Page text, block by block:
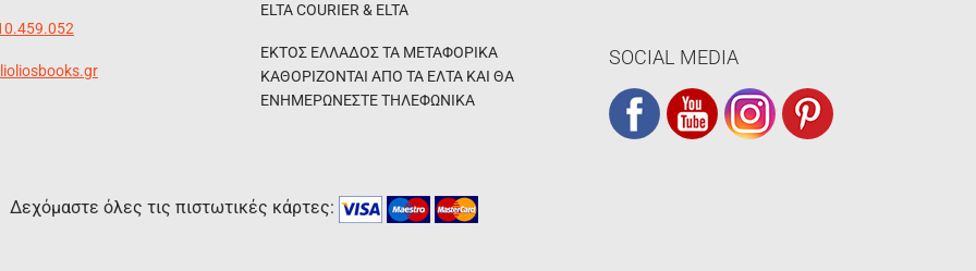
ELTA COURIER & ELTA
ΕΚΤΟΣ ΕΛΛΑΔΟΣ ΤΑ ΜΕΤΑΦΟΡΙΚΑ
ΚΑΘΟΡΙΖΟΝΤΑΙ ΑΠΟ ΤΑ ΕΛΤΑ ΚΑΙ ΘΑ
ΕΝΗΜΕΡΩΝΕΣΤΕ ΤΗΛΕΦΩΝΙΚΑ
SOCIAL MEDIA
Δεχόμαστε όλες τις πιστωτικές κάρτες: